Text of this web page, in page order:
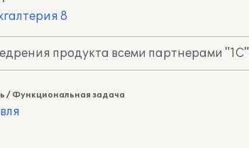
8
продукта всеми партнерами "1С"
/ Функциональная задача